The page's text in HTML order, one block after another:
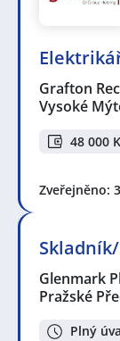
Grafton
Vysoké
48 000
Zveřejněno:
Glenmark
Pražské
Plný